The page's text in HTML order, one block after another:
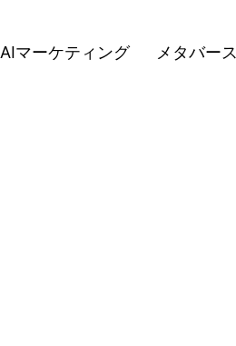
AIマーケティング メタバース